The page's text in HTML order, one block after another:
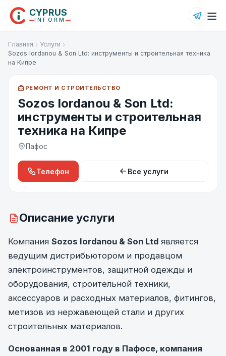
CYPRUS
INFORM
Главная
Услуги
Sozos Iordanou & Son Ltd: инструменты и строительная техника
на Кипре
РЕМОНТ И СТРОИТЕЛЬСТВО
Sozos Iordanou & Son Ltd:
инструменты и строительная
техника на Кипре
Пафос
Телефон Все услуги
Описание услуги
Компания Sozos Iordanou & Son Ltd является
ведущим дистрибьютором и продавцом
электроинструментов, защитной одежды и
оборудования, строительной техники,
аксессуаров и расходных материалов, фитингов,
метизов из нержавеющей стали и других
строительных материалов.
Основанная в 2001 году в Пафосе, компания